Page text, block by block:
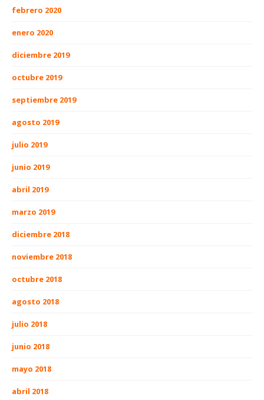
febrero 2020
enero 2020
diciembre 2019
octubre 2019
septiembre 2019
agosto 2019
julio 2019
junio 2019
abril 2019
marzo 2019
diciembre 2018
noviembre 2018
octubre 2018
agosto 2018
julio 2018
junio 2018
mayo 2018
abril 2018